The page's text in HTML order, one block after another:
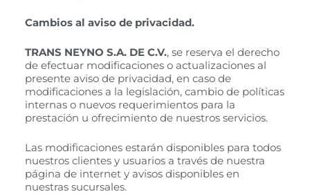
Cambios al aviso de privacidad.
TRANS NEYNO S.A. DE C.V., se reserva el derecho
de efectuar modificaciones o actualizaciones al
presente aviso de privacidad, en caso de
modificaciones a la legislación, cambio de políticas
internas o nuevos requerimientos para la
prestación u ofrecimiento de nuestros servicios.
Las modificaciones estarán disponibles para todos
nuestros clientes y usuarios a través de nuestra
página de internet y avisos disponibles en
nuestras sucursales.